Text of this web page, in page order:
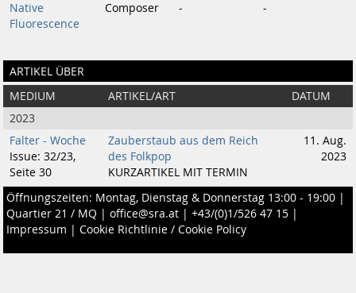
Native
Fluorescence
Composer - -
ARTIKEL ÜBER
MEDIUM ARTIKEL/ART
DATUM
2023
Falter - Woche
Issue: 32/23,
Seite 30
Zauberstaub aus dem Reich
des Folkpop
KURZARTIKEL MIT TERMIN
11. Aug.
2023
Öffnungszeiten: Montag, Dienstag & Donnerstag 13:00 - 19:00 |
Quartier 21 / MQ | office@sra.at | +43/(0)1/526 47 15 |
Impressum | Cookie Richtlinie / Cookie Policy